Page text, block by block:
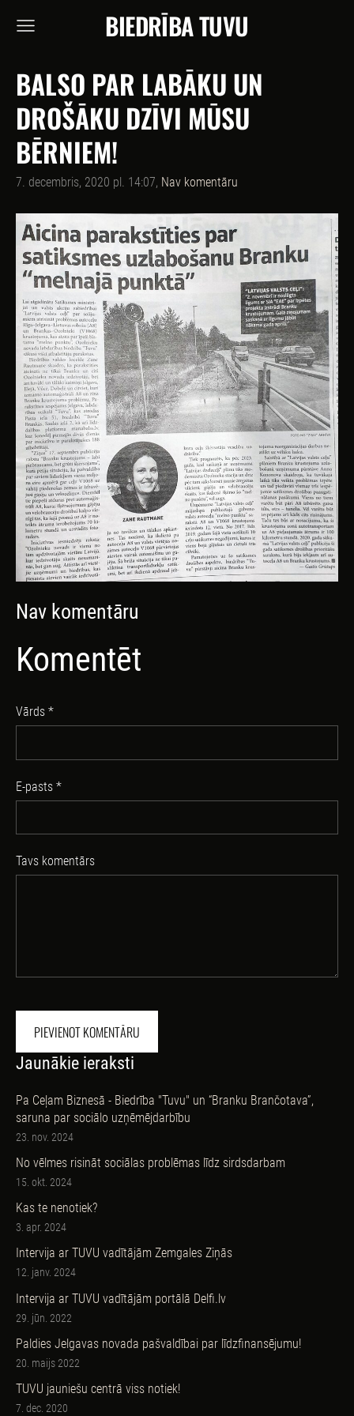
BIEDRĪBA TUVU
Jaunākie ieraksti
Pa Ceļam Biznesā - Biedrība "Tuvu" un “Branku Brančotava”,
saruna par sociālo uzņēmējdarbību
23. nov. 2024
No vēlmes risināt sociālas problēmas līdz sirdsdarbam
15. okt. 2024
Kas te nenotiek?
3. apr. 2024
Intervija ar TUVU vadītājām Zemgales Ziņās
12. janv. 2024
Intervija ar TUVU vadītājām portālā Delfi.lv
29. jūn. 2022
Paldies Jelgavas novada pašvaldībai par līdzfinansējumu!
20. maijs 2022
TUVU jauniešu centrā viss notiek!
7. dec. 2020
BALSO PAR LABĀKU UN
DROŠĀKU DZĪVI MŪSU
BĒRNIEM!
7. decembris, 2020 pl. 14:07, Nav komentāru
Nav komentāru
Komentēt
Vārds *
E-pasts *
Tavs komentārs